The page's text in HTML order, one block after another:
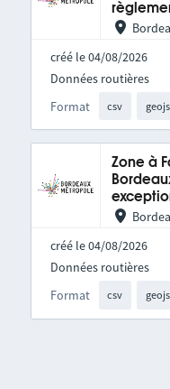
créé le 04/08/2026
Format csv
Données routières
Zone à
créé le 04/08/2026
Format csv
Données routières